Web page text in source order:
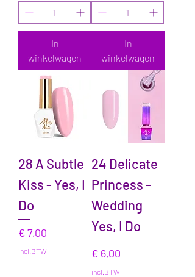
In
winkelwagen
In
winkelwagen
28 A Subtle
Kiss - Yes, I
Do
Prijs
€ 7,00
incl.BTW
24 Delicate
Princess -
Wedding
Yes, I Do
Prijs
€ 6,00
incl.BTW